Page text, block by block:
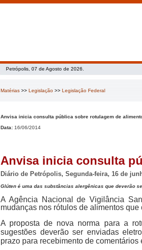
Petrópolis, 07 de Agosto de 2026.
Matérias >> Legislação >> Legislação Federal
Anvisa inicia consulta pública sobre rotulagem de
Data: 16/06/2014
Anvisa inicia consulta
Diário de Petrópolis, Segunda-feira, 16 de
Glúten é uma das substâncias alergênicas que deverão
A Agência Nacional de Vigilância
mudanças nos rótulos de alimentos
A proposta de nova norma para a
sugestões deverão ser enviadas
prazo para recebimento de comentários